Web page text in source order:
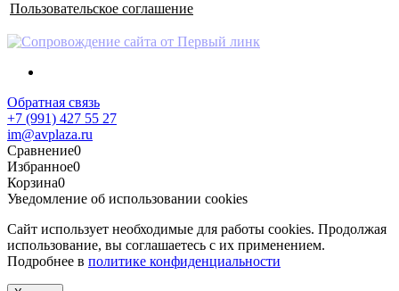
Пользовательское соглашение
Обратная связь
+7 (991) 427 55 27
im@avplaza.ru
Сравнение0
Избранное0
Корзина0
Уведомление об использовании cookies
Сайт использует необходимые для работы cookies. Продолжая
использование, вы соглашаетесь с их применением.
Подробнее в политике конфиденциальности